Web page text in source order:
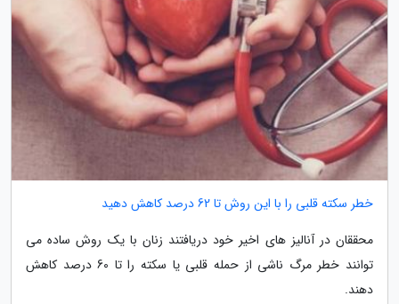
خطر سکته قلبی را با این روش تا 62 درصد کاهش دهید
محققان در آنالیز های اخیر خود دریافتند زنان با یک روش ساده می
توانند خطر مرگ ناشی از حمله قلبی یا سکته را تا 60 درصد کاهش
دهند.